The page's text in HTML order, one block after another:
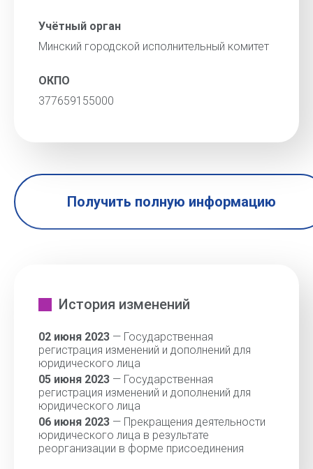
Учётный орган
Минский городской исполнительный комитет
ОКПО
377659155000
Получить полную информацию
История изменений
02 июня 2023 — Государственная
регистрация изменений и дополнений для
юридического лица
05 июня 2023 — Государственная
регистрация изменений и дополнений для
юридического лица
06 июня 2023 — Прекращения деятельности
юридического лица в результате
реорганизации в форме присоединения